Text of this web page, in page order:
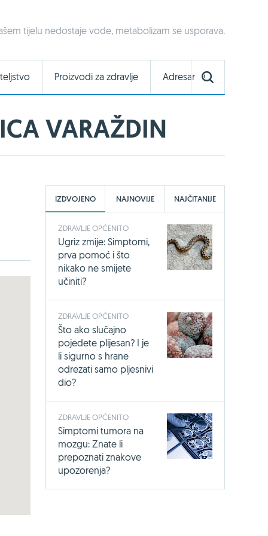
tijelu nedostaje vode, metabolizam se usporava.
Proizvodi za zdravlje Adresar
VARAŽDIN
IZDVOJENO NAJNOVIJE NAJČITANIJE
ZDRAVLJE OPĆENITO
Ugriz zmije: Simptomi,
prva pomoć i što
nikako ne smijete
učiniti?
ZDRAVLJE OPĆENITO
Što ako slučajno
pojedete plijesan? I je
li sigurno s hrane
odrezati samo pljesnivi
dio?
ZDRAVLJE OPĆENITO
Simptomi tumora na
mozgu: Znate li
prepoznati znakove
upozorenja?